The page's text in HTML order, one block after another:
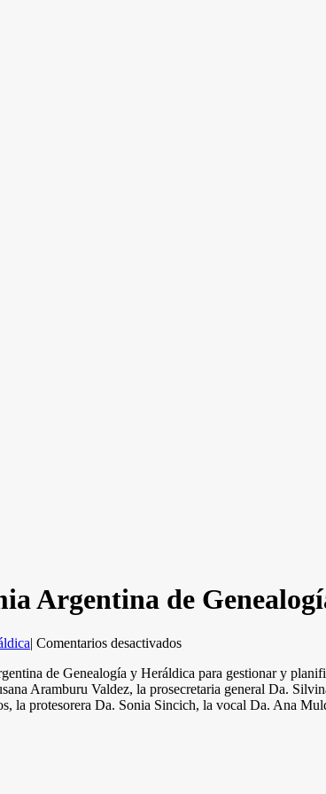
Argentina de
| Comentarios desactivadosen
Directiva
de
la
de Genealogía y Heráldica para gestionar y
Aramburu Valdez, la prosecretaria general Da.
la protesorera Da. Sonia Sincich, la vocal Da. Ana